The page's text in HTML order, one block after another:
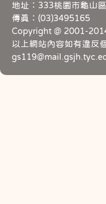
地址：333桃園市龜山
傳真：(03)3495165
Copyright @ 2001-
以上網站內容如有違反